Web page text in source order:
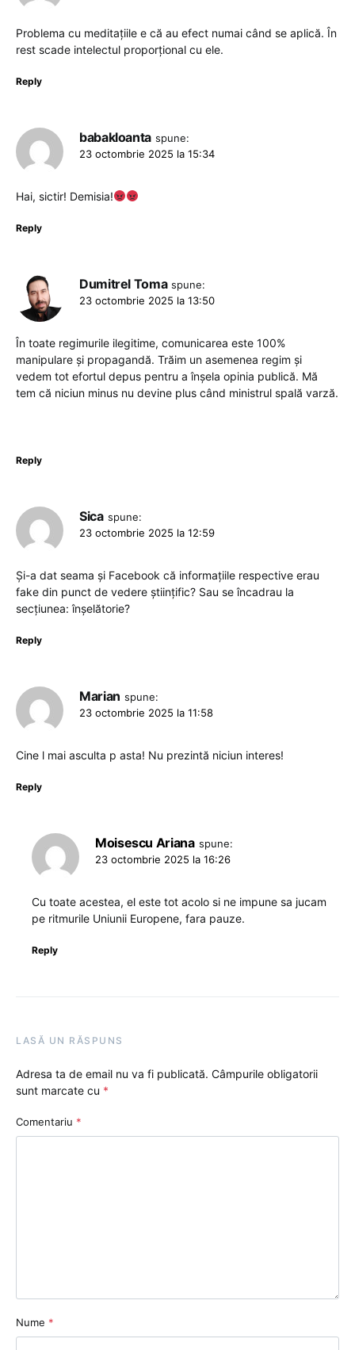
Problema cu meditațiile e că au efect numai când se aplică. În
rest scade intelectul proporțional cu ele.
Reply
babakloanta spune:
23 octombrie 2025 la 15:34
Hai, sictir! Demisia!
Reply
Dumitrel Toma spune:
23 octombrie 2025 la 13:50
În toate regimurile ilegitime, comunicarea este 100%
manipulare și propagandă. Trăim un asemenea regim și
vedem tot efortul depus pentru a înșela opinia publică. Mă
tem că niciun minus nu devine plus când ministrul spală varză.
Reply
Sica spune:
23 octombrie 2025 la 12:59
Și-a dat seama și Facebook că informațiile respective erau
fake din punct de vedere științific? Sau se încadrau la
secțiunea: înșelătorie?
Reply
Marian spune:
23 octombrie 2025 la 11:58
Cine l mai asculta p asta! Nu prezintă niciun interes!
Reply
Moisescu Ariana spune:
23 octombrie 2025 la 16:26
Cu toate acestea, el este tot acolo si ne impune sa jucam
pe ritmurile Uniunii Europene, fara pauze.
Reply
LASĂ UN RĂSPUNS
Adresa ta de email nu va fi publicată. Câmpurile obligatorii
sunt marcate cu *
Comentariu *
Nume *